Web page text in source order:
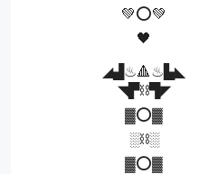
💚⭕💚
🖤
◢▟♨🔺♨▙◣
◥▛⛓▜◤
▓⭕▓
░⛓░
▓⭕▓